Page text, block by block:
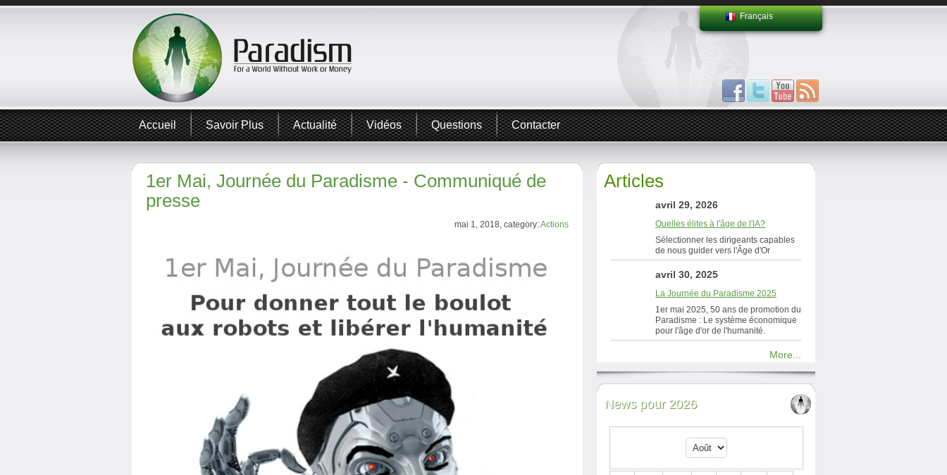
Français
Accueil Savoir Plus Actualité Vidéos Questions Contacter
1er Mai, Journée du Paradisme - Communiqué de
presse
mai 1, 2018, category:Actions
Articles
avril 29, 2026
Quelles élites à l'âge de l'IA?
Sélectionner les dirigeants capables
de nous guider vers l'Âge d'Or
avril 30, 2025
La Journée du Paradisme 2025
1er mai 2025, 50 ans de promotion du
Paradisme : Le système économique
pour l'âge d'or de l'humanité.
More...
News pour 2026